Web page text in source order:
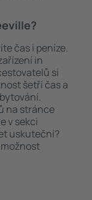
čas i peníze.
in
si
šetří čas a
na stránce
v sekci
uskuteční?